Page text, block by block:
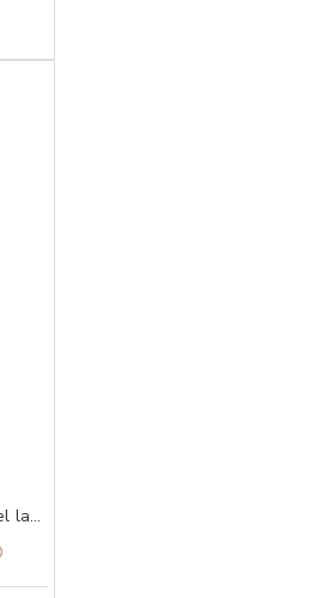
Deborah polutrajni gel lak 26 4,5 ml